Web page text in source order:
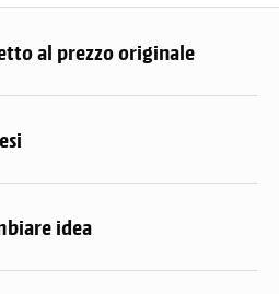
al prezzo originale
idea